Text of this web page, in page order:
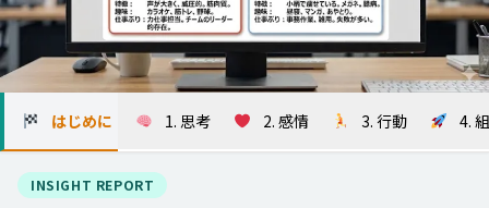
はじめに 1. 思考 2. 感情 3. 行動 4.
INSIGHT REPORT